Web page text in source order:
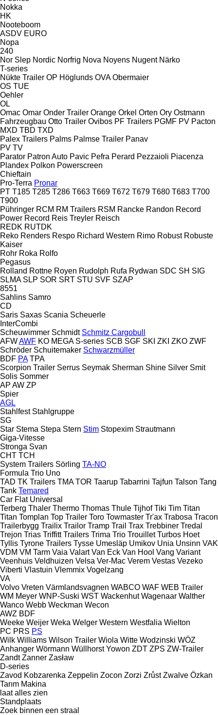
Nokka
HK
Nooteboom
ASDV EURO
Nopa
240
Nor Slep Nordic Norfrig Nova Noyens Nugent Närko
T-series
Nükte Trailer OP Höglunds OVA Obermaier
OS TUE
Oehler
OL
Omac Omar Onder Trailer Orange Orkel Orten Ory Ostmann
Fahrzeugbau Otto Trailer Ovibos PF Trailers PGMF PV Pacton
MXD TBD TXD
Palex Trailers Palms Palmse Trailer Panav
PV TV
Parator Patron Auto Pavic Pefra Perard Pezzaioli Piacenza
Plandex Polkon Powerscreen
Chieftain
Pro-Terra Pronar
PT T185 T285 T286 T663 T669 T672 T679 T680 T683 T700
T900
Pühringer RCM RM Trailers RSM Rancke Randon Record
Power Record Reis Treyler Reisch
REDK RUTDK
Reko Renders Respo Richard Western Rimo Robust Robuste
Kaiser
Rohr Roka Rolfo
Pegasus
Rolland Rottne Royen Rudolph Rufa Rydwan SDC SH SIG
SLMA SLP SOR SRT STU SVF SZAP
8551
Sahlins Samro
CD
Saris Saxas Scania Scheuerle
InterCombi
Scheuwimmer Schmidt Schmitz Cargobull
AFWAWF KO MEGA S-series SCB SGF SKI ZKI ZKO ZWF
Schröder Schuitemaker Schwarzmüller
BDF PA TPA
Scorpion Trailer Serrus Seymak Sherman Shine Silver Smit
Solis Sommer
AP AW ZP
Spier
AGL
Stahlfest Stahlgruppe
SG
Star Stema Stepa Stern Stim Stopexim Strautmann
Giga-Vitesse
Stronga Svan
CHT TCH
System Trailers Sörling TA-NO
Formula Trio Uno
TAD TK Trailers TMA TOR Taarup Tabarrini Tajfun Talson Tang
Tank Temared
Car Flat Universal
Terberg Thaler Thermo Thomas Thule Tijhof Tiki Tim Titan
Titan Tomplan Top Trailer Toro Towmaster Tr'ax Trabosa Tracon
Trailerbygg Trailix Trailor Tramp Trail Trax Trebbiner Tredal
Trejon Trias Triffitt Trailers Trima Trio Trouillet Turbos Hoet
Tyllis Tyrone Trailers Tysse Umesläp Umikov Unia Unsinn VAK
VDM VM Tarm Vaia Valart Van Eck Van Hool Vang Variant
Veenhuis Veldhuizen Velsa Ver-Mac Verem Vestas Vezeko
Viberti Vlastuin Vlemmix Vogelzang
VA
Volvo Vreten Värmlandsvagnen WABCO WAF WEB Trailer
WM Meyer WNP-Suski WST Wackenhut Wagenaar Walther
Wanco Webb Weckman Wecon
AWZ BDF
Weeke Weijer Weka Welger Western Westfalia Wielton
PC PRS PS
Wilk Williams Wilson Trailer Wiola Witte Wodzinski WÖZ
Anhanger Wörmann Wüllhorst Yowon ZDT ZPS ZW-Trailer
Zandt Zanner Zasław
D-series
Zavod Kobzarenka Zeppelin Zocon Zorzi Zrůst Zwalve Özkan
Tarım Makina
laat alles zien
Standplaats
Zoek binnen een straal